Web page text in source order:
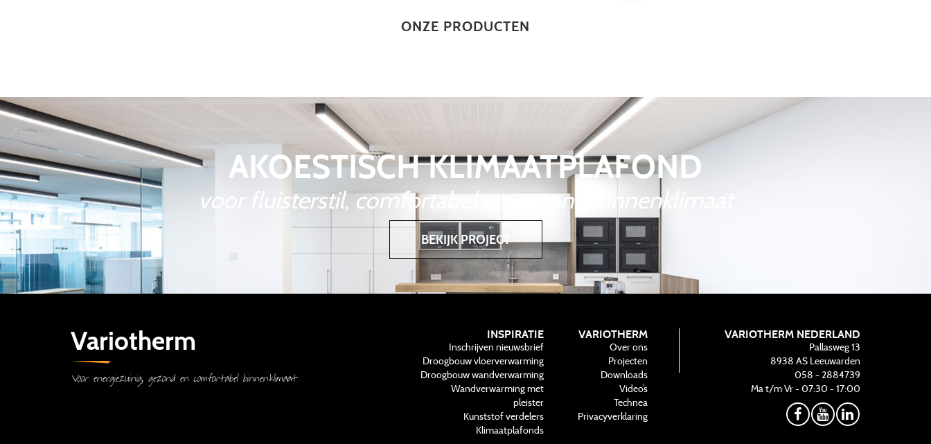
ONZE PRODUCTEN
AKOESTISCH KLIMAATPLAFOND
voor fluisterstil, comfortabel en gezond binnenklimaat
BEKIJK PROJECT
Variotherm
Voor energiezuinig, gezond en comfortabel binnenklimaat
VARIOTHERM NEDERLAND
Pallasweg 13
8938 AS Leeuwarden
058 - 2884739
Ma t/m Vr - 07:30 - 17:00
INSPIRATIE
Inschrijven nieuwsbrief
Droogbouw vloerverwarming
Droogbouw wandverwarming
Wandverwarming met
pleister
Kunststof verdelers
Klimaatplafonds
VARIOTHERM
Over ons
Projecten
Downloads
Video’s
Technea
Privacyverklaring